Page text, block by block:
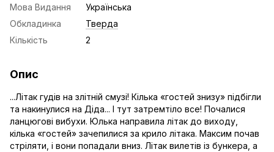
Мова Видання
Українська
Обкладинка
Тверда
Кількість
2
Опис
...Літак гудів на злітній смузі! Кілька «гостей знизу» підбігли
та накинулися на Діда... І тут затремтіло все! Почалися
ланцюгові вибухи. Юлька направила літак до виходу,
кілька «гостей» зачепилися за крило літака. Максим почав
стріляти, і вони попадали вниз. Літак вилетів із бункера, а